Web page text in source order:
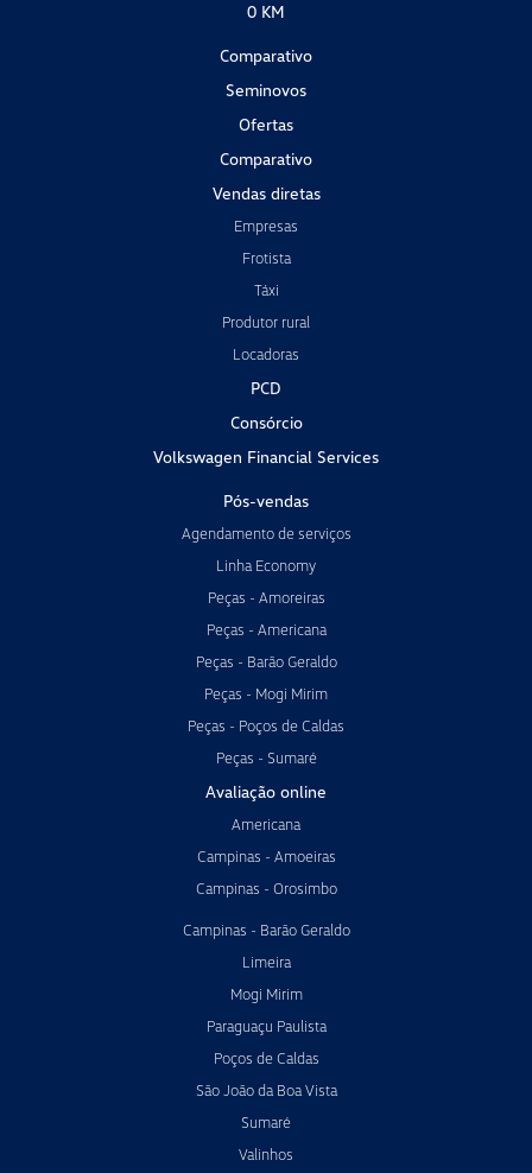
0 KM
Comparativo
Seminovos
Ofertas
Comparativo
Vendas diretas
Empresas
Frotista
Táxi
Produtor rural
Locadoras
PCD
Consórcio
Volkswagen Financial Services
Pós-vendas
Agendamento de serviços
Linha Economy
Peças - Amoreiras
Peças - Americana
Peças - Barão Geraldo
Peças - Mogi Mirim
Peças - Poços de Caldas
Peças - Sumaré
Avaliação online
Americana
Campinas - Amoeiras
Campinas - Orosimbo
Campinas - Barão Geraldo
Limeira
Mogi Mirim
Paraguaçu Paulista
Poços de Caldas
São João da Boa Vista
Sumaré
Valinhos